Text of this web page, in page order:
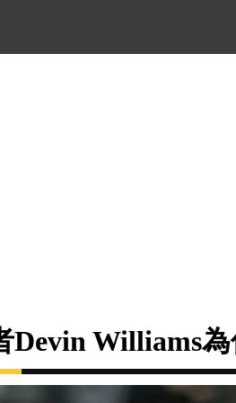
Devin Williams